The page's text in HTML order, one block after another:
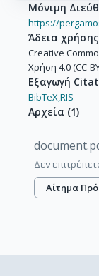
Μόνιμη
https://
Άδεια χρήσης
Creative
Χρήση 4.0 (CC-
Εξαγωγή
BibTeX,RIS
Αρχεία (1)
Δεν
Αίτημα